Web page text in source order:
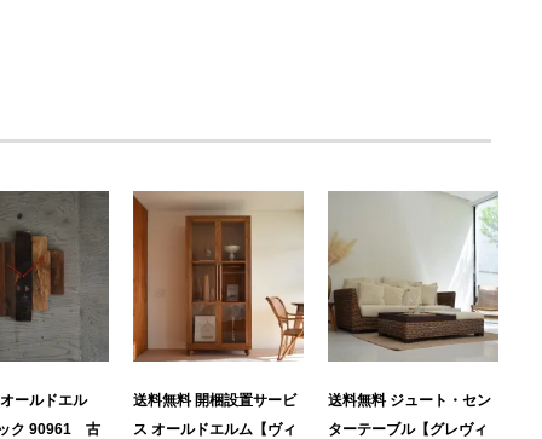
ールドエル
ク 90961 古
送料無料 開梱設置サービ
ス オールドエルム【ヴィ
送料無料 ジュート・セン
ターテーブル【グレヴィ